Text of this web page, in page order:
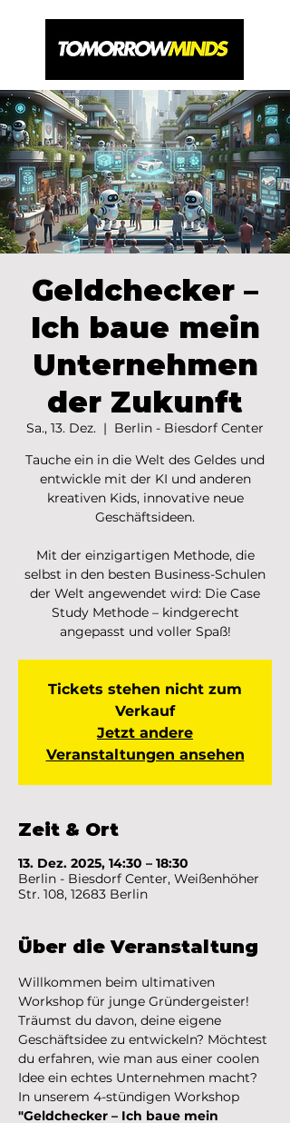
Geldchecker –
Ich baue mein
Unternehmen
der Zukunft
Sa., 13. Dez.
  |
Berlin - Biesdorf Center
Tauche ein in die Welt des Geldes und
entwickle mit der KI und anderen
kreativen Kids, innovative neue
Geschäftsideen.
Mit der einzigartigen Methode, die
selbst in den besten Business-Schulen
der Welt angewendet wird: Die Case
Study Methode – kindgerecht
angepasst und voller Spaß!
Tickets stehen nicht zum
Verkauf
Jetzt andere
Veranstaltungen ansehen
Zeit & Ort
13. Dez. 2025, 14:30 – 18:30
Berlin - Biesdorf Center, Weißenhöher
Str. 108, 12683 Berlin
Über die Veranstaltung
Willkommen beim ultimativen
Workshop für junge Gründergeister!
Träumst du davon, deine eigene
Geschäftsidee zu entwickeln? Möchtest
du erfahren, wie man aus einer coolen
Idee ein echtes Unternehmen macht?
In unserem 4-stündigen Workshop
"Geldchecker – Ich baue mein